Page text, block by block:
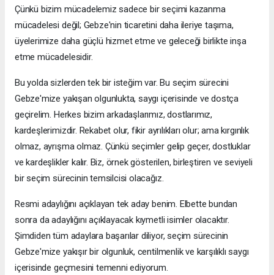
Çünkü bizim mücadelemiz sadece bir seçimi kazanma
mücadelesi değil; Gebze'nin ticaretini daha ileriye taşıma,
üyelerimize daha güçlü hizmet etme ve geleceği birlikte inşa
etme mücadelesidir.
Bu yolda sizlerden tek bir isteğim var. Bu seçim sürecini
Gebze'mize yakışan olgunlukta, saygı içerisinde ve dostça
geçirelim. Herkes bizim arkadaşlarımız, dostlarımız,
kardeşlerimizdir. Rekabet olur, fikir ayrılıkları olur; ama kırgınlık
olmaz, ayrışma olmaz. Çünkü seçimler gelip geçer, dostluklar
ve kardeşlikler kalır. Biz, örnek gösterilen, birleştiren ve seviyeli
bir seçim sürecinin temsilcisi olacağız.
Resmi adaylığını açıklayan tek aday benim. Elbette bundan
sonra da adaylığını açıklayacak kıymetli isimler olacaktır.
Şimdiden tüm adaylara başarılar diliyor, seçim sürecinin
Gebze'mize yakışır bir olgunluk, centilmenlik ve karşılıklı saygı
içerisinde geçmesini temenni ediyorum.